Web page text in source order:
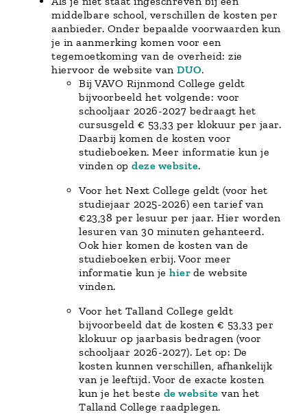
middelbare school, verschillen de kosten per
aanbieder. Onder bepaalde voorwaarden kun
je in aanmerking komen voor een
tegemoetkoming van de overheid: zie
hiervoor de website van DUO.
Bij VAVO Rijnmond College geldt
bijvoorbeeld het volgende: voor
schooljaar 2026-2027 bedraagt het
cursusgeld € 53,33 per klokuur per jaar.
Daarbij komen de kosten voor
studieboeken. Meer informatie kun je
vinden op deze website.
Voor het Next College geldt (voor het
studiejaar 2025-2026) een tarief van
€23,38 per lesuur per jaar. Hier worden
lesuren van 30 minuten gehanteerd.
Ook hier komen de kosten van de
studieboeken erbij. Voor meer
informatie kun je hier de website
vinden.
Voor het Talland College geldt
bijvoorbeeld dat de kosten € 53,33 per
klokuur op jaarbasis bedragen (voor
schooljaar 2026-2027). Let op: De
kosten kunnen verschillen, afhankelijk
van je leeftijd. Voor de exacte kosten
kun je het beste de website van het
Talland College raadplegen.